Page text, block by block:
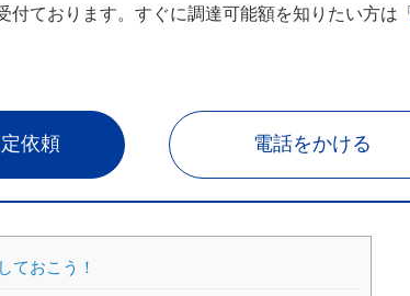
付ております。すぐに調達可能額を知りたい方は「
依頼 電話をかける
ておこう！